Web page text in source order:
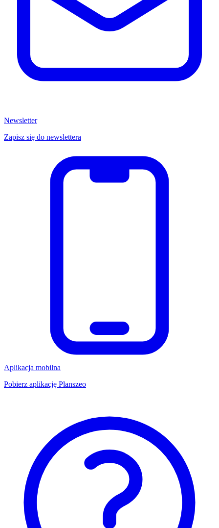
Newsletter
Zapisz się do newslettera
Aplikacja mobilna
Pobierz aplikację Planszeo